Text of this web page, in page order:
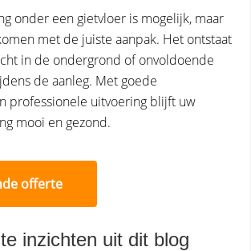
onder een gietvloer is mogelijk, maar
met de juiste aanpak. Het ontstaat
in de ondergrond of onvoldoende
de aanleg. Met goede
professionele uitvoering blijft uw
mooi en gezond.
offerte
inzichten uit dit blog